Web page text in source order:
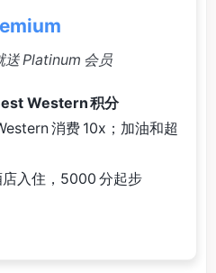
送 Platinum 会员
Western 积分
消费 10x；加油和超
店入住，5000 分起步